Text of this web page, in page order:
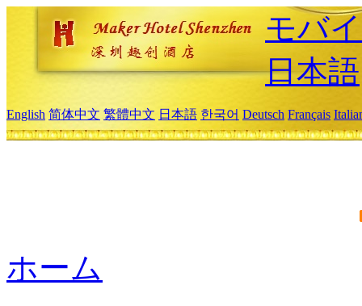
モバ
日本語
English 简体中文 繁體中文 日本語 한국어 Deutsch Français
ホーム